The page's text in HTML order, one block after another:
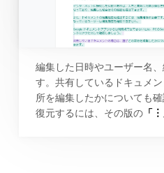
編集した日時やユーザー名
す。共有しているドキュメ
所を編集したかについても
復元するには、その版の「